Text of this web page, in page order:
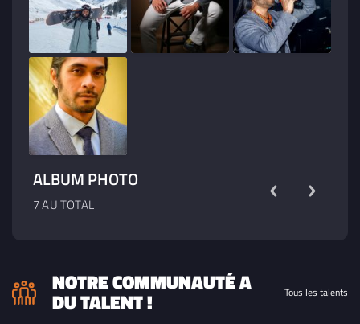
ALBUM PHOTO
7 AU TOTAL
NOTRE COMMUNAUTÉ A
DU TALENT ! Tous les talents